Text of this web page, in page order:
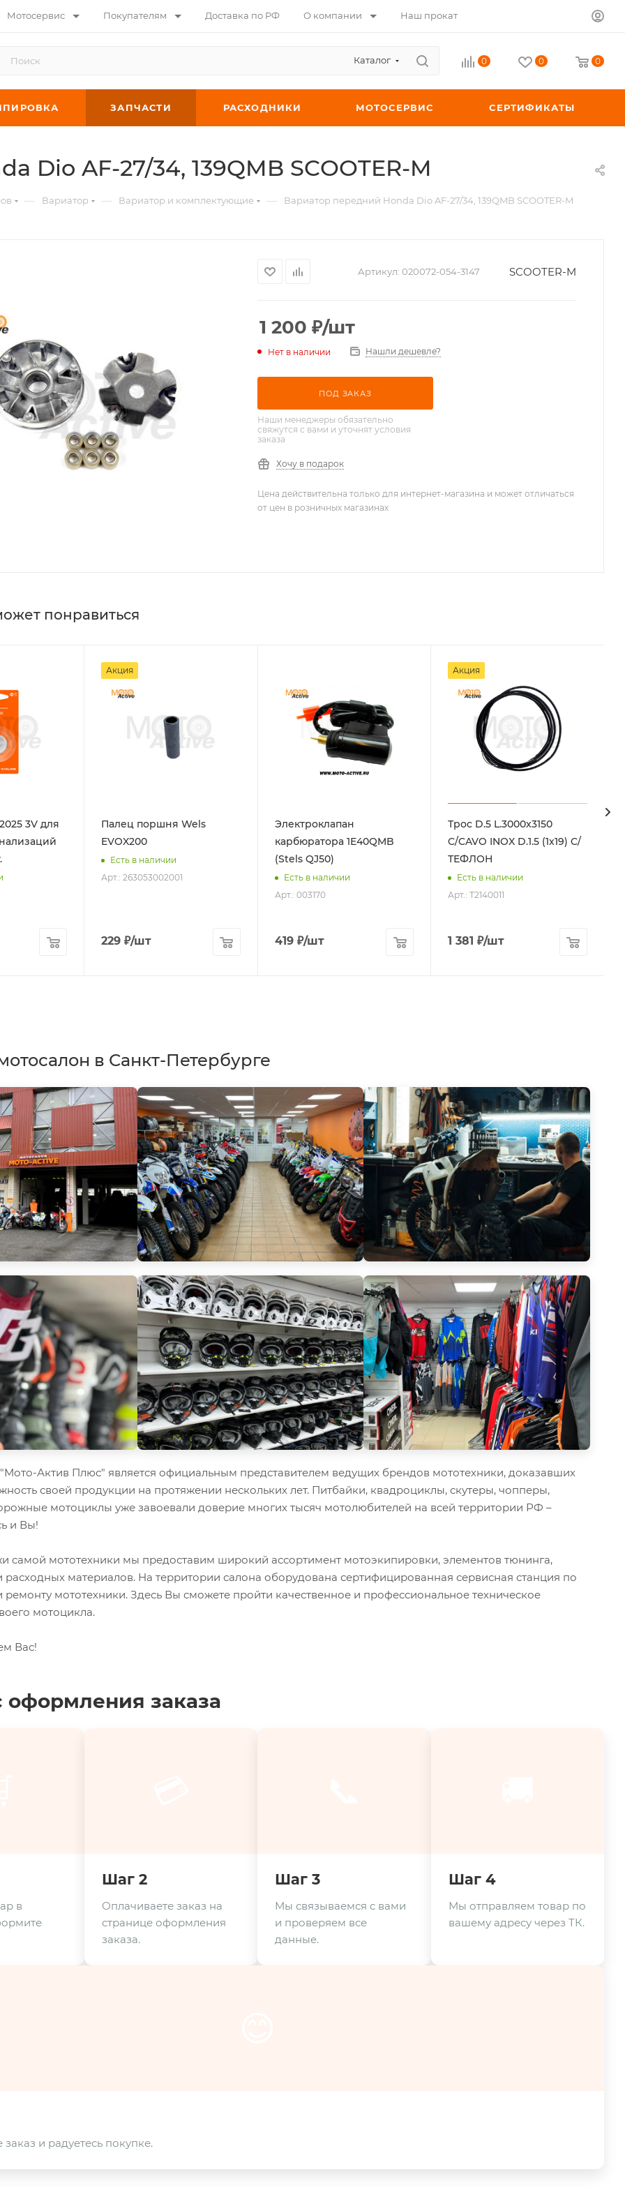
Мотосервис Покупателям Доставка по РФ О компании Наш прокат
Каталог 0 0 0
ЗАПЧАСТИ РАСХОДНИКИ МОТОСЕРВИС СЕРТИФИКАТЫ
Dio AF-27/34, 139QMB SCOOTER-M
— Вариатор — Вариатор и комплектующие — Вариатор передний Honda Dio AF-27/34, 139QMB SCOOTER-M
Артикул: 020072-054-3147 SCOOTER-M
1 200 ₽/шт
Нет в наличии Нашли дешевле?
ПОД ЗАКАЗ
Наши менеджеры обязательно
свяжутся с вами и уточнят условия
заказа
Хочу в подарок
Цена действительна только для интернет-магазина и может отличаться
от цен в розничных магазинах
понравиться
3V для
Акция
Палец поршня Wels
EVOX200
Есть в наличии
Арт.: 263053002001
229 ₽/шт
Электроклапан
карбюратора 1E40QMB
(Stels QJ50)
Есть в наличии
Арт.: 003170
419₽/шт
Акция
Трос D.5 L.3000x3150
C/CAVO INOX D.1.5 (1x19) C/
ТЕФЛОН
Есть в наличии
Арт.: T2140011
1 381 ₽/шт
в Санкт-Петербурге
Актив Плюс" является официальным представителем ведущих брендов мототехники, доказавших
своей продукции на протяжении нескольких лет. Питбайки, квадроциклы, скутеры, чопперы,
мотоциклы уже завоевали доверие многих тысяч мотолюбителей на всей территории РФ –
и Вы!
самой мототехники мы предоставим широкий ассортимент мотоэкипировки, элементов тюнинга,
расходных материалов. На территории салона оборудована сертифицированная сервисная станция по
мототехники. Здесь Вы сможете пройти качественное и профессиональное техническое
мотоцикла.
Вас!
оформления заказа
в
Шаг 2
Оплачиваете заказ на
странице оформления
заказа.
Шаг 3
Мы связываемся с вами
и проверяем все
данные.
Шаг 4
Мы отправляем товар по
вашему адресу через ТК.
и радуетесь покупке.